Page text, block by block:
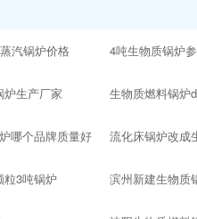
汽锅炉价格
炉生产厂家
哪个品牌质量好
粒3吨锅炉
4吨生物质锅炉
生物质燃料锅炉
流化床锅炉改成
滨州新建生物质